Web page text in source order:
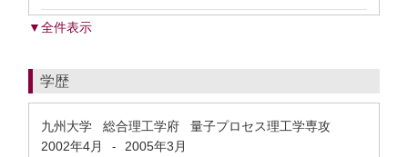
▼全件表示
学歴
九州大学 総合理工学府 量子プロセス理工学専攻
2002年4月
- 2005年3月